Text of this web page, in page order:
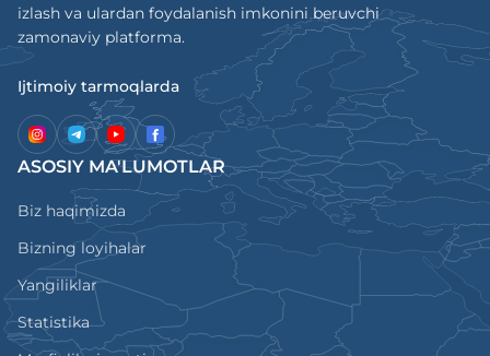
izlash va ulardan foydalanish imkonini beruvchi
zamonaviy platforma.
Ijtimoiy tarmoqlarda
ASOSIY MA'LUMOTLAR
Biz haqimizda
Bizning loyihalar
Yangiliklar
Statistika